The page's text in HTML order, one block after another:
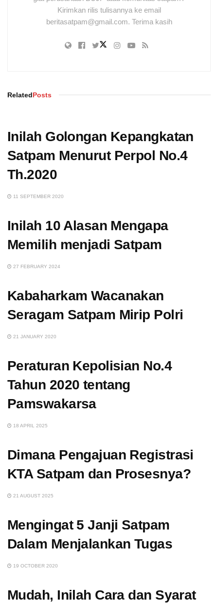
Kirimkan rilis tulisannya ke email
beritasatpam@gmail.com. Terima kasih
RelatedPosts
Inilah Golongan Kepangkatan
Satpam Menurut Perpol No.4
Th.2020
11 SEPTEMBER 2020
Inilah 10 Alasan Mengapa
Memilih menjadi Satpam
27 FEBRUARY 2024
Kabaharkam Wacanakan
Seragam Satpam Mirip Polri
21 JANUARY 2020
Peraturan Kepolisian No.4
Tahun 2020 tentang
Pamswakarsa
18 APRIL 2025
Dimana Pengajuan Registrasi
KTA Satpam dan Prosesnya?
21 AUGUST 2025
Mengingat 5 Janji Satpam
Dalam Menjalankan Tugas
19 OCTOBER 2020
Mudah, Inilah Cara dan Syarat